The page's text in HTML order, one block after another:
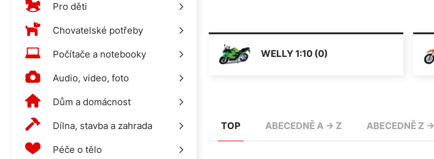
WELLY 1:10 (0)
TOP ABECEDNĚ A -> Z ABECEDNĚ Z -
Pro děti
Chovatelské potřeby
Počítače a notebooky
Audio, video, foto
Dům a domácnost
Dílna, stavba a zahrada
Péče o tělo